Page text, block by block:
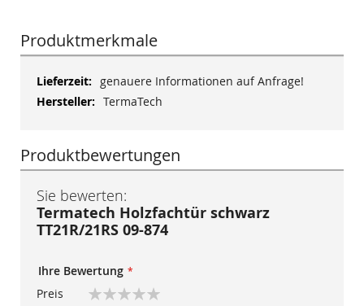
Produktmerkmale
Mehr
Informationen
genauere Informationen auf Anfrage!
TermaTech
Produktbewertungen
Sie bewerten:
Termatech Holzfachtür schwarz
TT21R/21RS 09-874
Ihre Bewertung
Preis